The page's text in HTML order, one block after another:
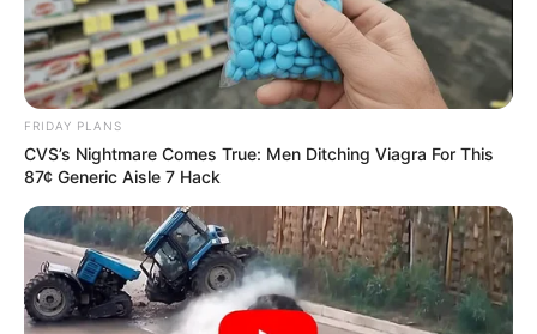
FRIDAY PLANS
CVS’s Nightmare Comes True: Men Ditching Viagra For This
87¢ Generic Aisle 7 Hack